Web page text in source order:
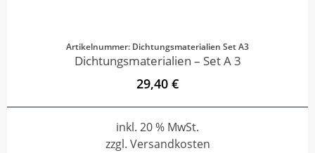
Artikelnummer: Dichtungsmaterialien Set A3
Dichtungsmaterialien – Set A 3
29,40 €
inkl. 20 % MwSt.
zzgl. Versandkosten